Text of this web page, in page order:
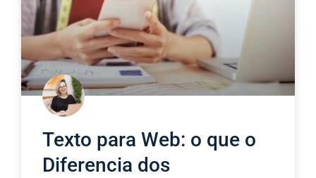
Texto para Web: o que o
Diferencia dos